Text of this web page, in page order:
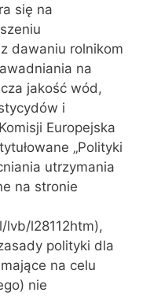
się na
dawaniu rolnikom
na
jakość wód,
i
Europejska
„Polityki
utrzymania
na stronie
l28112htm),
polityki dla
na celu
nie